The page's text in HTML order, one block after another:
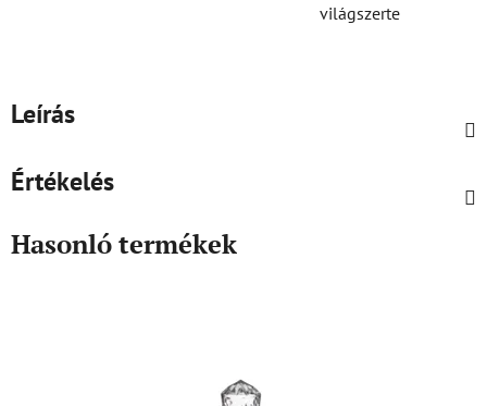
világszerte
Leírás
Értékelés
Hasonló termékek